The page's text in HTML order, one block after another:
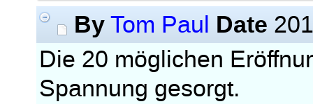
By Tom Paul Date
Die 20 möglichen
Spannung gesorgt.